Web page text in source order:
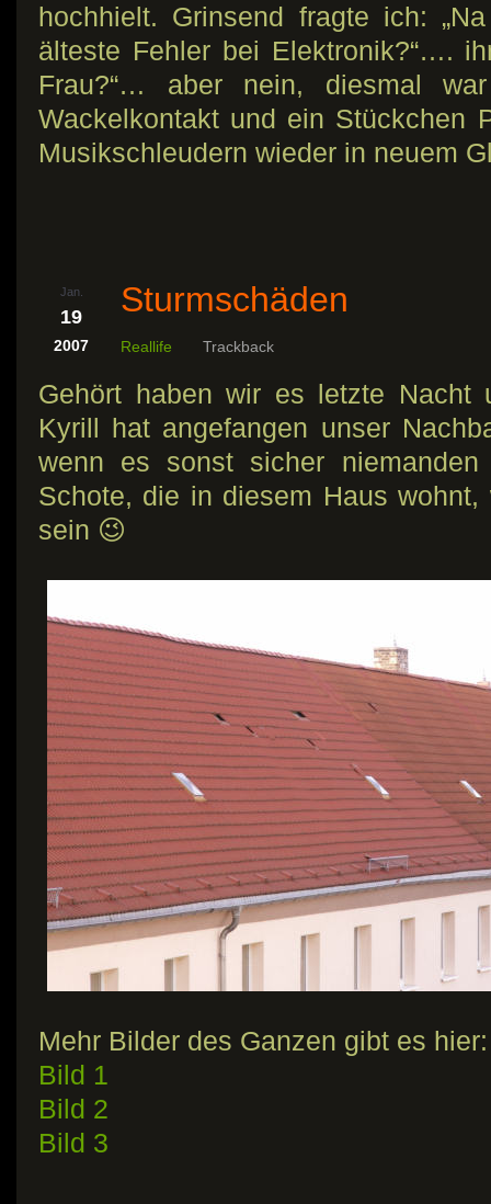
hochhielt. Grinsend fragte ich:
älteste Fehler bei Elektronik?“….
Frau?“… aber nein, diesmal
Wackelkontakt und ein Stückchen
Musikschleudern wieder in neuem
Jan.
19
2007
Sturmschäden
Reallife Trackback
Gehört haben wir es letzte
Kyrill hat angefangen unser
wenn es sonst sicher
Schote, die in diesem Haus
sein 😉
Mehr Bilder des Ganzen gibt es hier:
Bild 1
Bild 2
Bild 3